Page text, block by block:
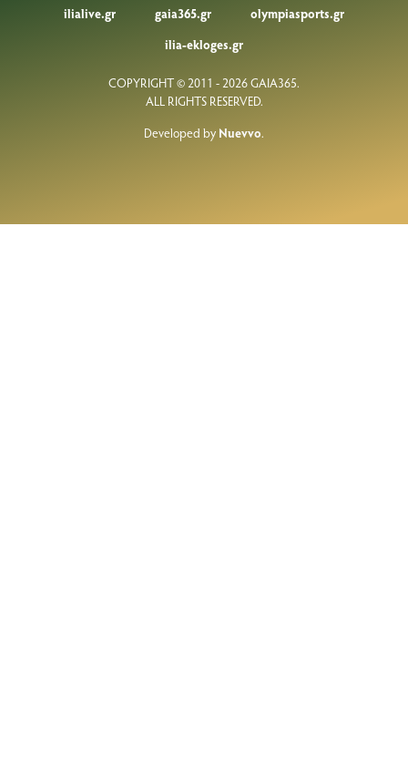
ilialive.gr gaia365.gr
olympiasports.gr
ilia-ekloges.gr
COPYRIGHT © 2011 - 2026 GAIA365.
ALL RIGHTS RESERVED.
Developed by Nuevvo.